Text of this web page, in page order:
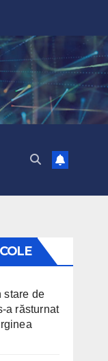
stare de
a răsturnat